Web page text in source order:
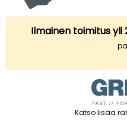
Ilmainen toimitus yli
Katso lisää